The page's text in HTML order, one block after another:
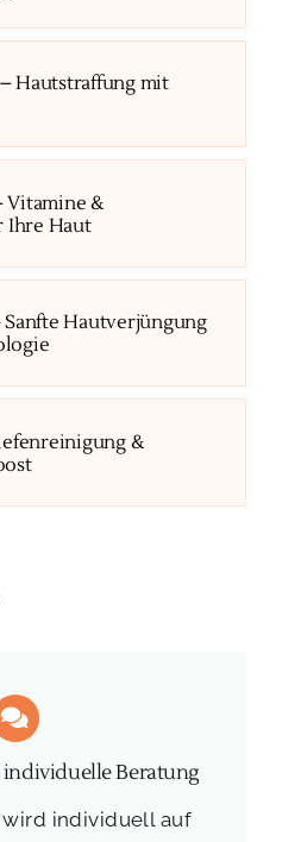
Hautstraffung mit
Vitamine &
Ihre Haut
Hautverjüngung
&
Beratung
individuell auf